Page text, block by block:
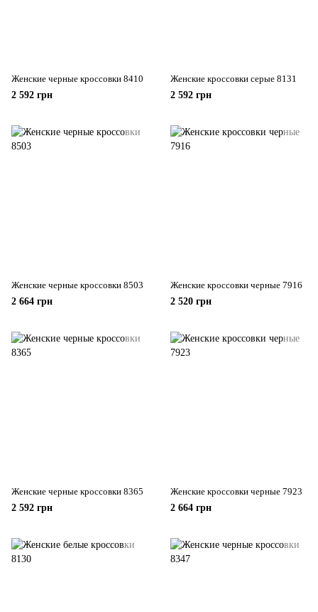
Женские черные кроссовки 8410
2 592 грн
Женские кроссовки серые 8131
2 592 грн
Женские черные кроссовки 8503
2 664 грн
Женские кроссовки черные 7916
2 520 грн
Женские черные кроссовки 8365
2 592 грн
Женские кроссовки черные 7923
2 664 грн